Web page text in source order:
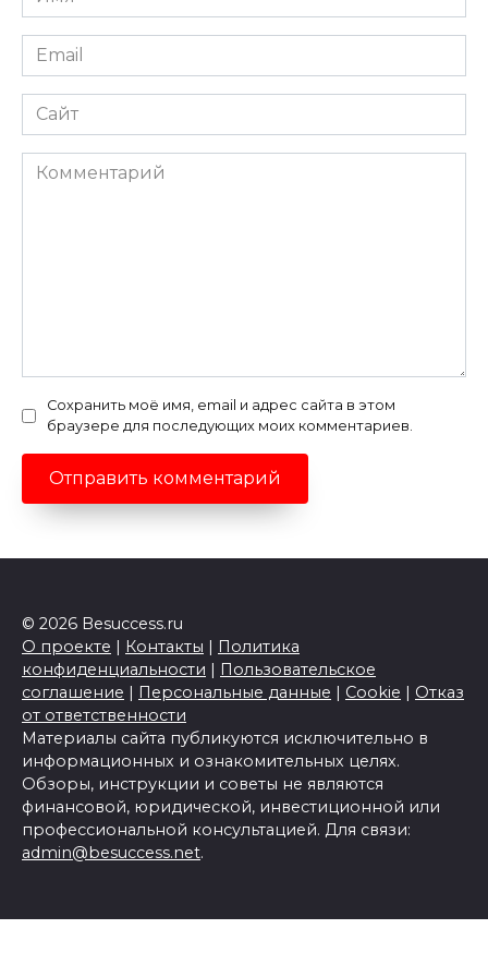
*
Email
*
Сайт
Комментарий
Сохранить моё имя, email и адрес сайта в этом
браузере для последующих моих комментариев.
© 2026 Besuccess.ru
О проекте | Контакты | Политика
конфиденциальности | Пользовательское
соглашение | Персональные данные | Cookie | Отказ
от ответственности
Материалы сайта публикуются исключительно в
информационных и ознакомительных целях.
Обзоры, инструкции и советы не являются
финансовой, юридической, инвестиционной или
профессиональной консультацией. Для связи:
admin@besuccess.net.